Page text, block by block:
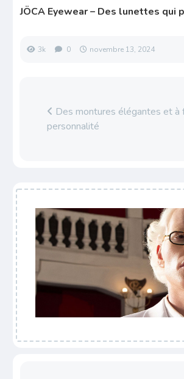
JÖCA Eyewear – Des lunettes qui
3k 0 novembre 13, 2024
Des montures élégantes et à
personnalité